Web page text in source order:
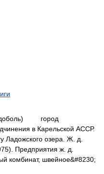
город
в Карельской АССР.
Ладожского озера. Ж. д.
Предприятия ж. д.
комбинат, швейное&#8230;